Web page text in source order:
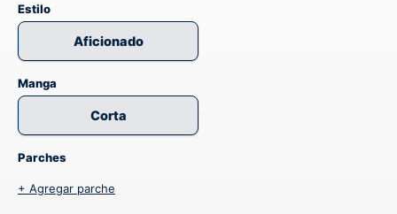
Estilo
Aficionado
Manga
Corta
Parches
+ Agregar parche